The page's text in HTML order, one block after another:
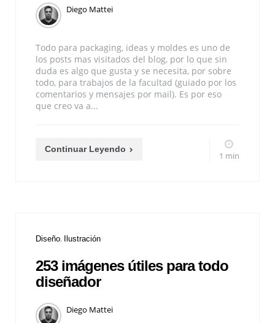
Diego Mattei
Todo para packaging, ideas y moldes es uno de
los posts mas visitados del blog, por lo que sin
duda es algo que gusta y se necesita, por sobre
todo, para trabajos de la facultad (guiado por los
comentarios y mensajes por mail). Es por eso
que creo va a...
Continuar Leyendo
1 min
Diseño Ilustración
253 imágenes útiles para todo
diseñador
Diego Mattei